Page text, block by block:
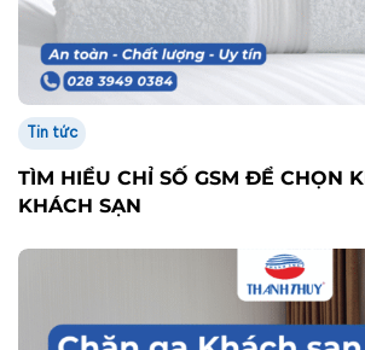
Tin tức
TÌM HIỂU CHỈ SỐ GSM ĐỂ CHỌN
KHÁCH SẠN